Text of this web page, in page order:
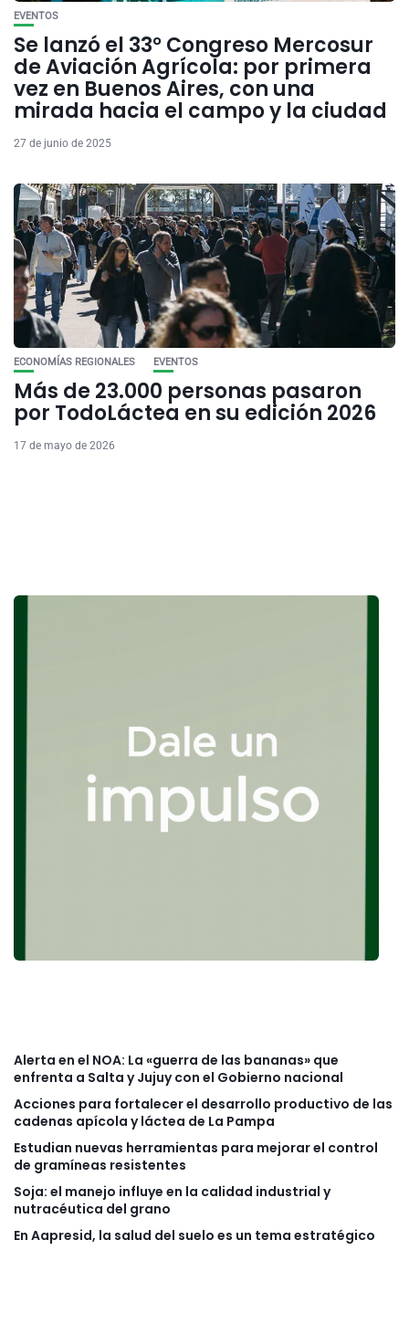
EVENTOS
Se lanzó el 33° Congreso Mercosur
de Aviación Agrícola: por primera
vez en Buenos Aires, con una
mirada hacia el campo y la ciudad
27 de junio de 2025
ECONOMÍAS REGIONALES EVENTOS
Más de 23.000 personas pasaron
por TodoLáctea en su edición 2026
17 de mayo de 2026
Alerta en el NOA: La «guerra de las bananas» que
enfrenta a Salta y Jujuy con el Gobierno nacional
Acciones para fortalecer el desarrollo productivo de las
cadenas apícola y láctea de La Pampa
Estudian nuevas herramientas para mejorar el control
de gramíneas resistentes
Soja: el manejo influye en la calidad industrial y
nutracéutica del grano
En Aapresid, la salud del suelo es un tema estratégico